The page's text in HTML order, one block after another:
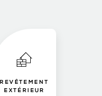
REVÊTEMENT
EXTÉRIEUR